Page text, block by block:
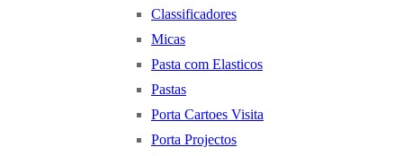
Classificadores
Micas
Pasta com Elasticos
Pastas
Porta Cartoes Visita
Porta Projectos